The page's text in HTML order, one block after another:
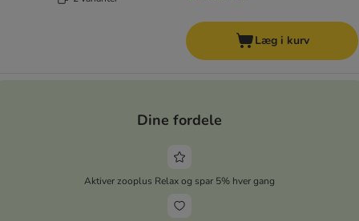
Læg i kurv
Dine fordele
Aktiver zooplus Relax og spar 5% hver gang